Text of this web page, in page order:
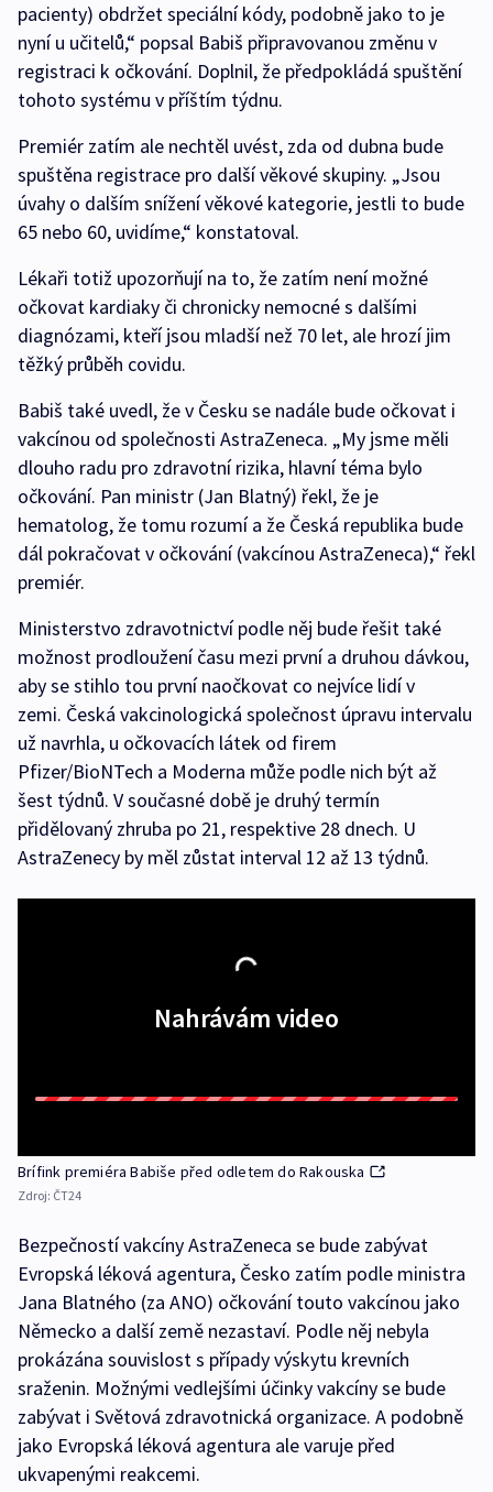
pacienty) obdržet speciální kódy, podobně jako to je
nyní u učitelů,“ popsal Babiš připravovanou změnu v
registraci k očkování. Doplnil, že předpokládá spuštění
tohoto systému v příštím týdnu.
Premiér zatím ale nechtěl uvést, zda od dubna bude
spuštěna registrace pro další věkové skupiny. „Jsou
úvahy o dalším snížení věkové kategorie, jestli to bude
65 nebo 60, uvidíme,“ konstatoval.
Lékaři totiž upozorňují na to, že zatím není možné
očkovat kardiaky či chronicky nemocné s dalšími
diagnózami, kteří jsou mladší než 70 let, ale hrozí jim
těžký průběh covidu.
Babiš také uvedl, že v Česku se nadále bude očkovat i
vakcínou od společnosti AstraZeneca. „My jsme měli
dlouho radu pro zdravotní rizika, hlavní téma bylo
očkování. Pan ministr (Jan Blatný) řekl, že je
hematolog, že tomu rozumí a že Česká republika bude
dál pokračovat v očkování (vakcínou AstraZeneca),“ řekl
premiér.
Ministerstvo zdravotnictví podle něj bude řešit také
možnost prodloužení času mezi první a druhou dávkou,
aby se stihlo tou první naočkovat co nejvíce lidí v
zemi. Česká vakcinologická společnost úpravu intervalu
už navrhla, u očkovacích látek od firem
Pfizer/BioNTech a Moderna může podle nich být až
šest týdnů. V současné době je druhý termín
přidělovaný zhruba po 21, respektive 28 dnech. U
AstraZenecy by měl zůstat interval 12 až 13 týdnů.
Nahrávám video
Brífink premiéra Babiše před odletem do Rakouska
Zdroj: ČT24
Bezpečností vakcíny AstraZeneca se bude zabývat
Evropská léková agentura, Česko zatím podle ministra
Jana Blatného (za ANO) očkování touto vakcínou jako
Německo a další země nezastaví. Podle něj nebyla
prokázána souvislost s případy výskytu krevních
sraženin. Možnými vedlejšími účinky vakcíny se bude
zabývat i Světová zdravotnická organizace. A podobně
jako Evropská léková agentura ale varuje před
ukvapenými reakcemi.